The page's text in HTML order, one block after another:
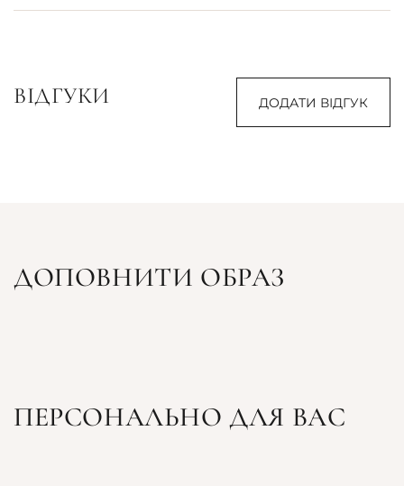
ВІДГУКИ ДОДАТИ ВІДГУК
ДОПОВНИТИ ОБРАЗ
ПЕРСОНАЛЬНО ДЛЯ ВАС